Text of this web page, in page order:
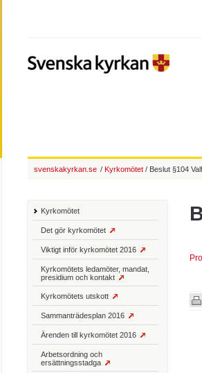
Kyrkomötet
Det gör kyrkomötet
Viktigt inför kyrkomötet 2016
Kyrkomötets ledamöter, mandat,
presidium och kontakt
Kyrkomötets utskott
Sammanträdesplan 2016
Ärenden till kyrkomötet 2016
Arbetsordning och
ersättningsstadga
svenskakyrkan.se / Kyrkomötet / Beslut §104